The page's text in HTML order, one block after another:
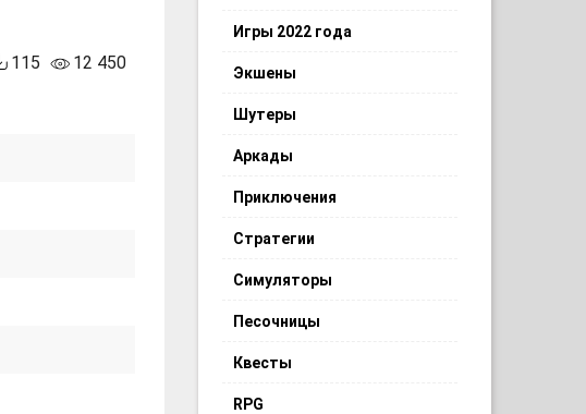
12 450
115
Игры 2022 года
Экшены
Шутеры
Аркады
Приключения
Стратегии
Симуляторы
Песочницы
Квесты
RPG